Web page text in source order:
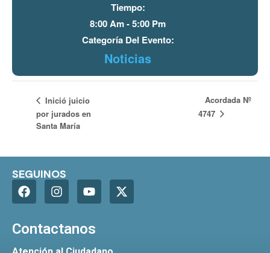
Tiempo:
8:00 Am - 5:00 Pm
Categoría Del Evento:
Noticias
Inició juicio
por jurados en
Santa María
Acordada Nº
4747
SEGUINOS
Contactanos